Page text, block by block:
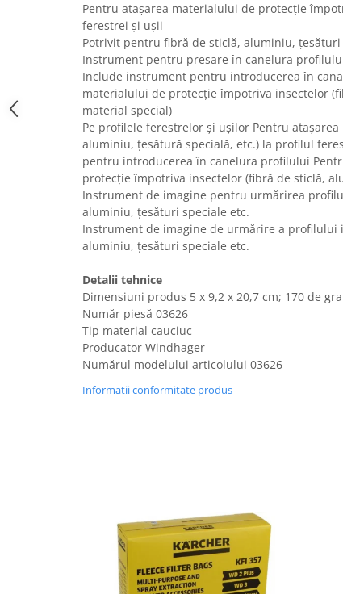
Accesorii tablete
Laptopuri si Accesorii
Telefoane Mobile & accesorii
Wearable & Gadgeturi
Electrocasnice & Climatizare
Accesorii si piese masini spalat
rufe si uscatoare
Accesorii si piese masini spalat
Aparate Frigorifice
Aparate Racire Aer
Aragaze si cuptoare cu microunde
Electrocasnice pentru Bucatarie
Fiare de calcat si masini de cusut
Ingrijire Locuinta
Purificatoare de aer
Imbracaminte femei
Imbracaminte si Incaltaminte copii
Incaltaminte barbati
Pentru atașarea materialului de protecție
ferestrei și ușii
Potrivit pentru fibră de sticlă, aluminiu, țesături
Instrument pentru presare în canelura
Include instrument pentru introducerea în
materialului de protecție împotriva insectelor
material special)
Pe profilele ferestrelor și ușilor Pentru
aluminiu, țesătură specială, etc.) la profilul
pentru introducerea în canelura profilului
protecție împotriva insectelor (fibră de sticlă,
Instrument de imagine pentru urmărirea
aluminiu, țesături speciale etc.
Instrument de imagine de urmărire a profilului
aluminiu, țesături speciale etc.
Detalii tehnice
Dimensiuni produs ‎5 x 9,2 x 20,7 cm; 170 de
Număr piesă 03626
Tip material cauciuc
Producator Windhager
Numărul modelului articolului 03626
Informatii conformitate produs